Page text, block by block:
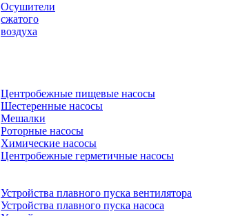
Осушители
сжатого
воздуха
Центробежные пищевые насосы
Шестеренные насосы
Мешалки
Роторные насосы
Химические насосы
Центробежные герметичные насосы
Устройства плавного пуска вентилятора
Устройства плавного пуска насоса